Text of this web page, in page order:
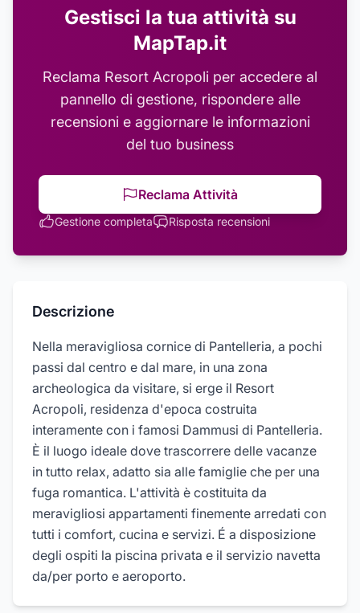
Gestisci la tua attività su
MapTap.it
Reclama Resort Acropoli per accedere al
pannello di gestione, rispondere alle
recensioni e aggiornare le informazioni
del tuo business
Reclama Attività
Gestione completa Risposta recensioni
Descrizione
Nella meravigliosa cornice di Pantelleria, a pochi
passi dal centro e dal mare, in una zona
archeologica da visitare, si erge il Resort
Acropoli, residenza d'epoca costruita
interamente con i famosi Dammusi di Pantelleria.
È il luogo ideale dove trascorrere delle vacanze
in tutto relax, adatto sia alle famiglie che per una
fuga romantica. L'attività è costituita da
meravigliosi appartamenti finemente arredati con
tutti i comfort, cucina e servizi. É a disposizione
degli ospiti la piscina privata e il servizio navetta
da/per porto e aeroporto.